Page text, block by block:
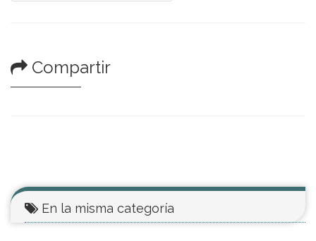
Compartir
En la misma categoría